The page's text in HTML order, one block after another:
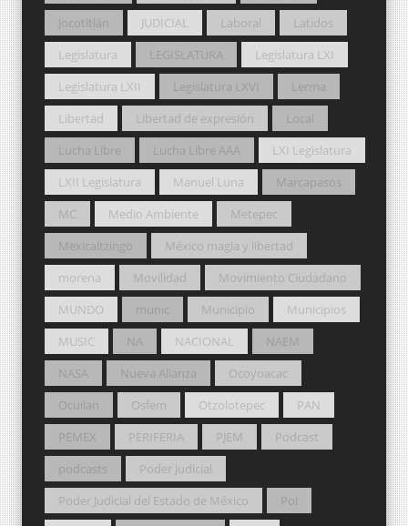
Jocotitlán
JUDICIAL Laboral
Latidos
Legislatura
LEGISLATURA
Legislatura LXI
Legislatura LXII
Legislatura LXVI
Lerma
Libertad
Libertad de expresión
Local
Lucha Libre
Lucha Libre AAA
LXI Legislatura
LXII Legislatura
Manuel Luna
Marcapasos
MC
Medio Ambiente
Metepec
Mexicaltzingo
México magia y libertad
morena
Movilidad
Movimiento Ciudadano
MUNDO
munic Municipio
Municipios
MUSIC
NA NACIONAL
NAEM
NASA
Nueva Alianza
Ocoyoacac
Ocuilan
Osfem Otzolotepec
PAN
PEMEX
PERIFERIA PJEM
Podcast
podcasts
Poder Judicial
Poder Judicial del Estado de México
Pol